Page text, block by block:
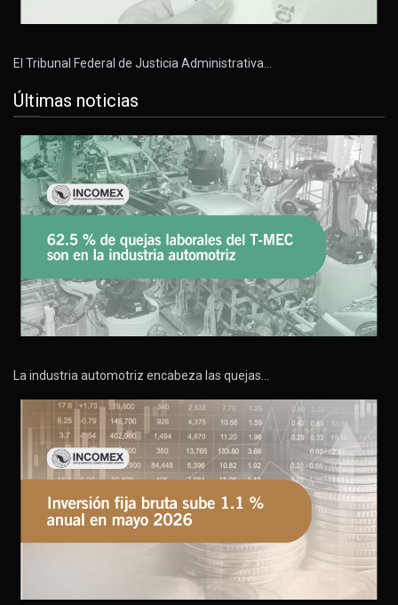
El Tribunal Federal de Justicia Administrativa…
Últimas noticias
La industria automotriz encabeza las quejas…